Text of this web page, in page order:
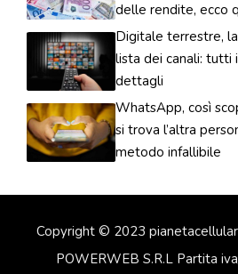
delle rendite, ecco
Digitale terrestre,
lista dei canali: tutti i
dettagli
WhatsApp, così
si trova l’altra
metodo infallibile
Copyright © 2023
POWERWEB S.R.L Partita